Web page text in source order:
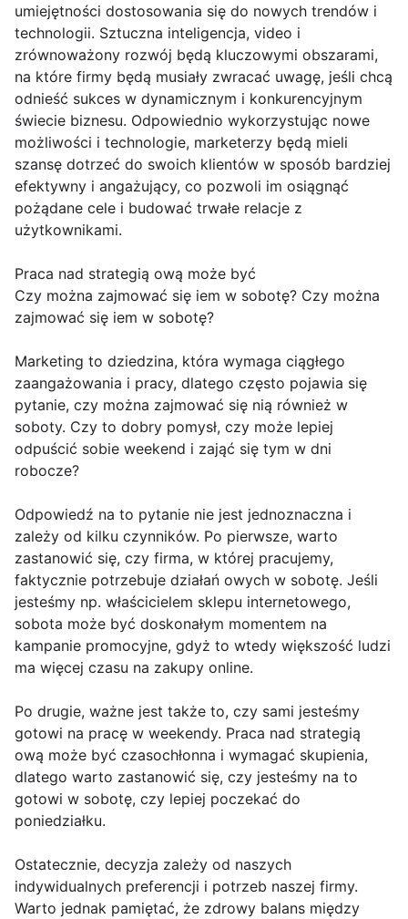
umiejętności dostosowania się do nowych trendów i
technologii. Sztuczna inteligencja, video i
zrównoważony rozwój będą kluczowymi obszarami,
na które firmy będą musiały zwracać uwagę, jeśli chcą
odnieść sukces w dynamicznym i konkurencyjnym
świecie biznesu. Odpowiednio wykorzystując nowe
możliwości i technologie, marketerzy będą mieli
szansę dotrzeć do swoich klientów w sposób bardziej
efektywny i angażujący, co pozwoli im osiągnąć
pożądane cele i budować trwałe relacje z
użytkownikami.
Praca nad strategią ową może być
Czy można zajmować się iem w sobotę? Czy można
zajmować się iem w sobotę?
Marketing to dziedzina, która wymaga ciągłego
zaangażowania i pracy, dlatego często pojawia się
pytanie, czy można zajmować się nią również w
soboty. Czy to dobry pomysł, czy może lepiej
odpuścić sobie weekend i zająć się tym w dni
robocze?
Odpowiedź na to pytanie nie jest jednoznaczna i
zależy od kilku czynników. Po pierwsze, warto
zastanowić się, czy firma, w której pracujemy,
faktycznie potrzebuje działań owych w sobotę. Jeśli
jesteśmy np. właścicielem sklepu internetowego,
sobota może być doskonałym momentem na
kampanie promocyjne, gdyż to wtedy większość ludzi
ma więcej czasu na zakupy online.
Po drugie, ważne jest także to, czy sami jesteśmy
gotowi na pracę w weekendy. Praca nad strategią
ową może być czasochłonna i wymagać skupienia,
dlatego warto zastanowić się, czy jesteśmy na to
gotowi w sobotę, czy lepiej poczekać do
poniedziałku.
Ostatecznie, decyzja zależy od naszych
indywidualnych preferencji i potrzeb naszej firmy.
Warto jednak pamiętać, że zdrowy balans między